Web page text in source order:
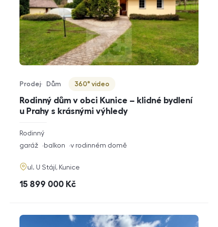
Rodinný dům v obci Kunice – klidné bydlení
u Prahy s krásnými výhledy
Typ nabídky
Prodej
Typ nemovitosti
Dům
Virtuální prohlídka
360° video
rozměry
dispozice
Rodinný
funkce
garáž balkon v rodinném domě
adresa
ul. U Stájí, Kunice
cena
15 899 000 Kč